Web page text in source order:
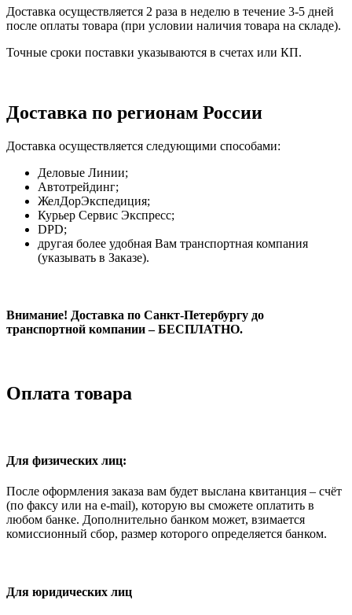
Доставка осуществляется 2 раза в неделю в течение 3-5 дней
после оплаты товара (при условии наличия товара на складе).
Точные сроки поставки указываются в счетах или КП.
Доставка по регионам России
Доставка осуществляется следующими способами:
Деловые Линии;
Автотрейдинг;
ЖелДорЭкспедиция;
Курьер Сервис Экспресс;
DPD;
другая более удобная Вам транспортная компания
(указывать в Заказе).
Внимание! Доставка по Санкт-Петербургу до
транспортной компании – БЕСПЛАТНО.
Оплата товара
Для физических лиц:
После оформления заказа вам будет выслана квитанция – счёт
(по факсу или на e-mail), которую вы сможете оплатить в
любом банке. Дополнительно банком может, взимается
комиссионный сбор, размер которого определяется банком.
Для юридических лиц